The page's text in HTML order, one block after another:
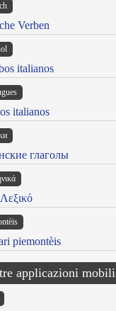
Verben
italianos
italianos
глаголы
piemontèis
applicazioni mobili